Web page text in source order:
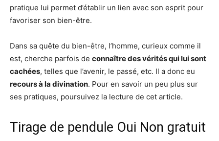
pratique lui permet d’établir un lien avec son esprit pour
favoriser son bien-être.
Dans sa quête du bien-être, l’homme, curieux comme il
est, cherche parfois de connaître des vérités qui lui sont
cachées, telles que l’avenir, le passé, etc. Il a donc eu
recours à la divination. Pour en savoir un peu plus sur
ses pratiques, poursuivez la lecture de cet article.
Tirage de pendule Oui Non gratuit